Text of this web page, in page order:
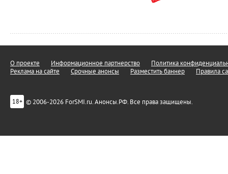
О проекте Информационное партнерство
Политика
Реклама на сайте
Срочные анонсы Разместить баннер Правила
18+ © 2006-2026 ForSMI.ru. Анонсы.РФ. Все права защищены.